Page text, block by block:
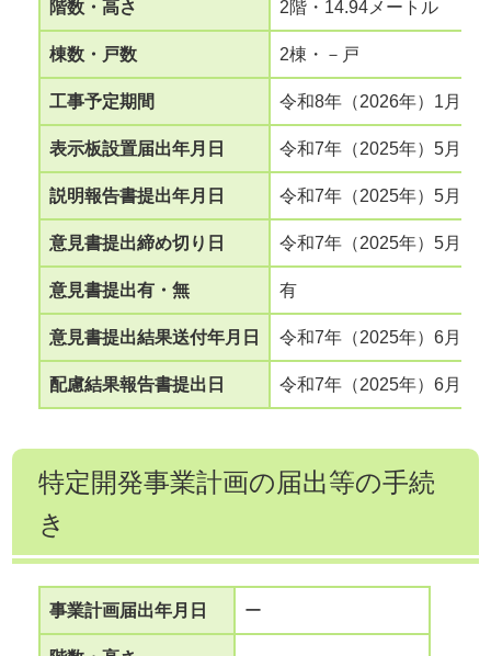
階数・高さ 2階・14.94メートル
棟数・戸数 2棟・－戸
工事予定期間 令和8年（2026年）1月か
表示板設置届出年月日 令和7年（2025年）5月2日
説明報告書提出年月日 令和7年（2025年）5月16
意見書提出締め切り日 令和7年（2025年）5月29
意見書提出有・無 有
意見書提出結果送付年月日 令和7年（2025年）6月4日
配慮結果報告書提出日 令和7年（2025年）6月18
特定開発事業計画の届出等の手続
き
事業計画届出年月日 ー